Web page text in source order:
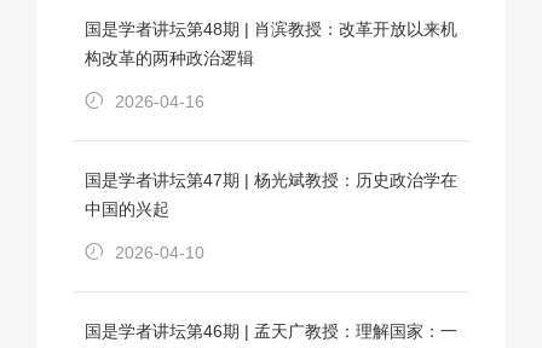
国是学者讲坛第48期 | 肖滨教授：改革开放以来机
构改革的两种政治逻辑
2026-04-16
国是学者讲坛第47期 | 杨光斌教授：历史政治学在
中国的兴起
2026-04-10
国是学者讲坛第46期 | 孟天广教授：理解国家：一